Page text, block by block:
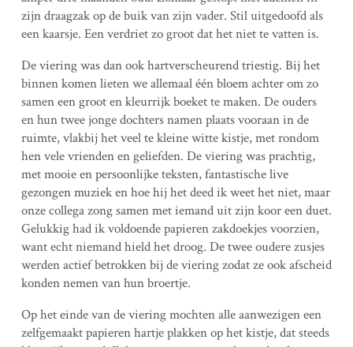
zijn draagzak op de buik van zijn vader. Stil uitgedoofd als
een kaarsje. Een verdriet zo groot dat het niet te vatten is.
De viering was dan ook hartverscheurend triestig. Bij het
binnen komen lieten we allemaal één bloem achter om zo
samen een groot en kleurrijk boeket te maken. De ouders
en hun twee jonge dochters namen plaats vooraan in de
ruimte, vlakbij het veel te kleine witte kistje, met rondom
hen vele vrienden en geliefden. De viering was prachtig,
met mooie en persoonlijke teksten, fantastische live
gezongen muziek en hoe hij het deed ik weet het niet, maar
onze collega zong samen met iemand uit zijn koor een duet.
Gelukkig had ik voldoende papieren zakdoekjes voorzien,
want echt niemand hield het droog. De twee oudere zusjes
werden actief betrokken bij de viering zodat ze ook afscheid
konden nemen van hun broertje.
Op het einde van de viering mochten alle aanwezigen een
zelfgemaakt papieren hartje plakken op het kistje, dat steeds